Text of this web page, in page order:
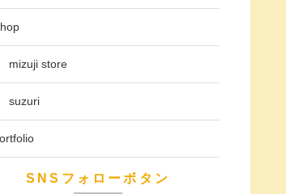
mizuji store
suzuri
SNSフォローボタン